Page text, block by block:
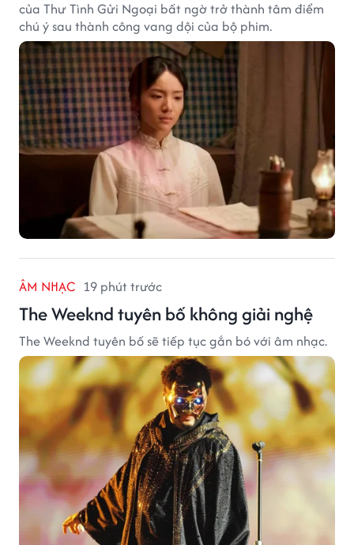
của Thư Tình Gửi Ngoại bất ngờ trở thành tâm điểm
chú ý sau thành công vang dội của bộ phim.
ÂM NHẠC 19 phút trước
The Weeknd tuyên bố không giải nghệ
The Weeknd tuyên bố sẽ tiếp tục gắn bó với âm nhạc.